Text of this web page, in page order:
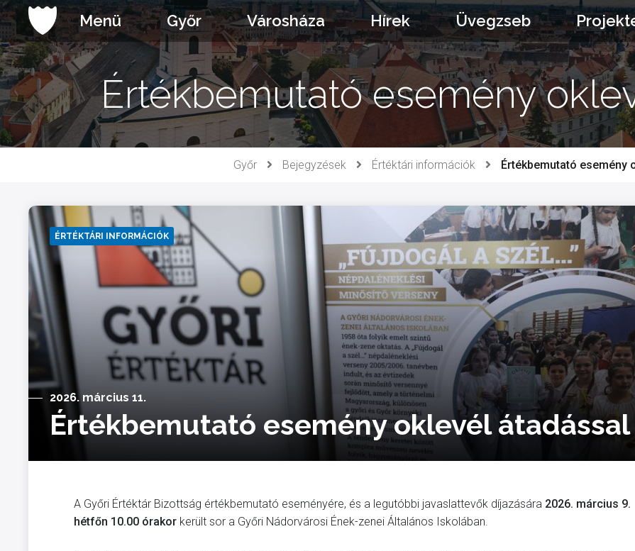
Ugrás
a
tartalomhoz
Menü Győr Városháza Hírek Üvegzseb
Értékbemutató esemény
Győr Bejegyzések Értéktári információk Értékbemutató esemény
ÉRTÉKTÁRI INFORMÁCIÓK
2026. március 11.
Értékbemutató esemény oklevél átadással
A Győri Értéktár Bizottság értékbemutató eseményére, és a legutóbbi javaslattevők díjazására 2026. március 9.
hétfőn 10.00 órakor került sor a Győri Nádorvárosi Ének-zenei Általános Iskolában.